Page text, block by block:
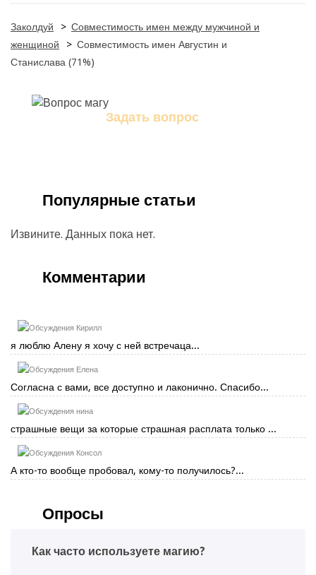
Заколдуй > Совместимость имен между мужчиной и
женщиной
> Совместимость имен Августин и
Станислава (71%)
Задать вопрос
Популярные статьи
Извините. Данных пока нет.
Комментарии
Кирилл
я люблю Алену я хочу с ней встречаца...
Елена
Согласна с вами, все доступно и лаконично. Спасибо...
нина
страшные вещи за которые страшная расплата только ...
Консол
А кто-то вообще пробовал, кому-то получилось?...
Опросы
Как часто используете магию?